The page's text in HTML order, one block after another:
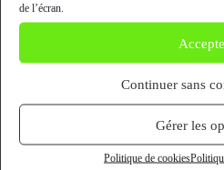
de l’écran.
Continuer sans
Gérer les
Politique de cookies
Durées de stockage de vos
Si vous laissez un commentaire, le
métadonnées sont conservés
suivants au lieu de les laisser dans
Pour les utilisateurs et utilisatrices